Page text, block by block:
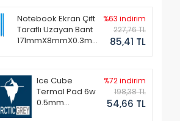
Notebook Ekran Çift
Taraflı Uzayan Bant
171mmX8mmX0.3mm
%63 indirim
227,76 TL
85,41 TL
Ice Cube
Termal Pad 6w
0.5mm
%72 indirim
198,38 TL
54,66 TL